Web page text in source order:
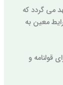
می گردد که
معین به
قولنامه و